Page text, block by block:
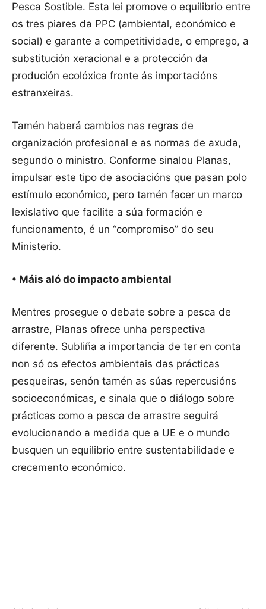
Pesca Sostible. Esta lei promove o equilibrio entre
os tres piares da PPC (ambiental, económico e
social) e garante a competitividade, o emprego, a
substitución xeracional e a protección da
produción ecolóxica fronte ás importacións
estranxeiras.
Tamén haberá cambios nas regras de
organización profesional e as normas de axuda,
segundo o ministro. Conforme sinalou Planas,
impulsar este tipo de asociacións que pasan polo
estímulo económico, pero tamén facer un marco
lexislativo que facilite a súa formación e
funcionamento, é un “compromiso” do seu
Ministerio.
• Máis aló do impacto ambiental
Mentres prosegue o debate sobre a pesca de
arrastre, Planas ofrece unha perspectiva
diferente. Subliña a importancia de ter en conta
non só os efectos ambientais das prácticas
pesqueiras, senón tamén as súas repercusións
socioeconómicas, e sinala que o diálogo sobre
prácticas como a pesca de arrastre seguirá
evolucionando a medida que a UE e o mundo
busquen un equilibrio entre sustentabilidade e
crecemento económico.